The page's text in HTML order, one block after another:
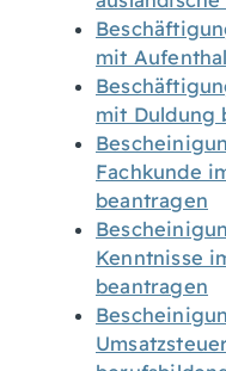
mit
mit Duldung
Fachkunde
beantragen
Kenntnisse
beantragen